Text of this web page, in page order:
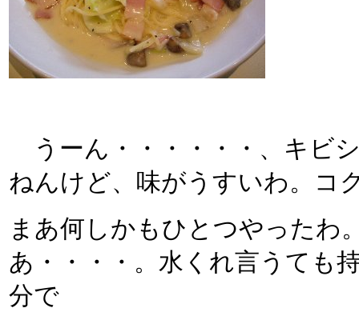
うーん・・・・・・、キビ
ねんけど、味がうすいわ。コ
まあ何しかもひとつやったわ
あ・・・・。水くれ言うても
分で